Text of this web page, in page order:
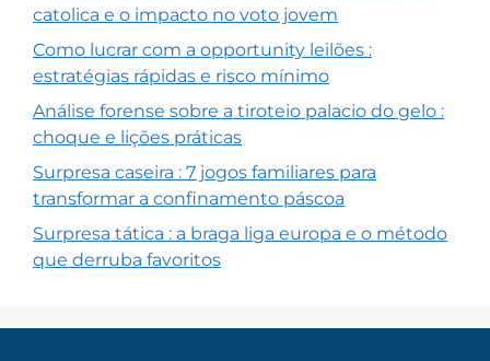
catolica e o impacto no voto jovem
Como lucrar com a opportunity leilões :
estratégias rápidas e risco mínimo
Análise forense sobre a tiroteio palacio do gelo :
choque e lições práticas
Surpresa caseira : 7 jogos familiares para
transformar a confinamento páscoa
Surpresa tática : a braga liga europa e o método
que derruba favoritos